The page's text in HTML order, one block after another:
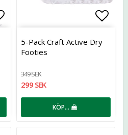
Lägg till i favoritlistan
5-Pack Craft Active Dry
Footies
349 SEK
299 SEK
KÖP…